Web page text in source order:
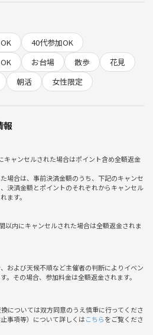
🌼
40代参加OK
お台場 散歩
花見
朝活 女性限定
報
キャンセルされた場合はポイント含め全額返金
場合は、事前決済金額のうち、下記のキャンセ
決済金額とポイントのそれぞれからキャンセル
ます。
以内にキャンセルされた場合は全額返金されま
および天候不順など主催者の判断によりイベン
。その場合、参加料金は全額返金されます。
については双方同意のうえ慎重に行ってくださ
事項等）について詳しくはこちらをご覧くださ